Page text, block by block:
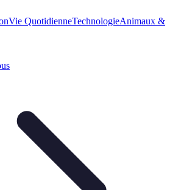
Vie QuotidienneTechnologieAnimaux &